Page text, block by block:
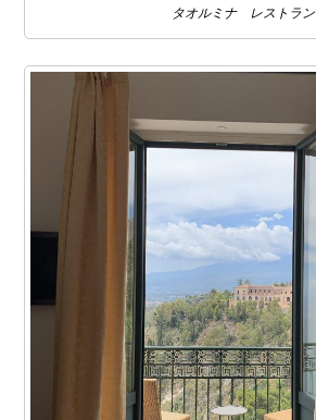
タオルミナ レストラン